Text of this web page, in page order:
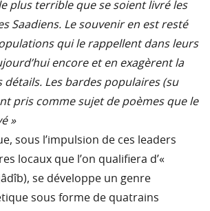
plus terrible que se soient livré les
Saadiens. Le souvenir en est resté
qui le rappellent dans leurs
encore et en exagèrent la
détails. Les bardes populaires (su
pris comme sujet de poèmes que le
»
sous l’impulsion de ces leaders
locaux que l’on qualifiera d’«
se développe un genre
sous forme de quatrains